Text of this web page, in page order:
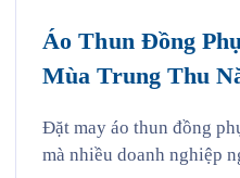
Áo Thun Đồng
Mùa Trung Thu
Đặt may áo thun đồng
mà nhiều doanh nghiệp